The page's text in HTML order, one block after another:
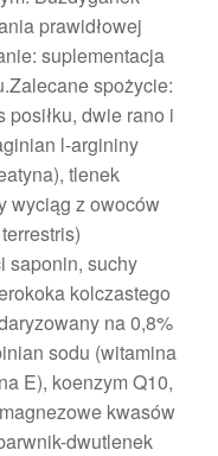
prawidłowej
suplementacja
spożycie:
dwie rano i
l-argininy
tlenek
wyciąg z owoców
saponin, suchy
kolczastego
na 0,8%
sodu (witamina
E), koenzym Q10,
kwasów
dwutlenek